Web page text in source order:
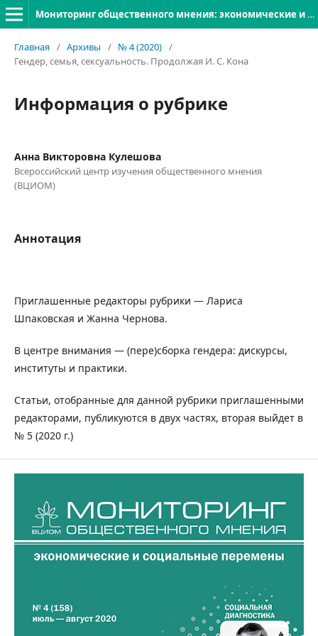
Мониторинг общественного мнения: экономические и социальные перемены
Главная / Архивы / № 4 (2020) /
Гендер, семья, сексуальность. Продолжая И. С. Кона
Информация о рубрике
Анна Викторовна Кулешова
Всероссийский центр изучения общественного мнения
(ВЦИОМ)
Аннотация
Приглашенные редакторы рубрики — Лариса
Шпаковская и Жанна Чернова.
В центре внимания — (пере)сборка гендера: дискурсы,
институты и практики.
Статьи, отобранные для данной рубрики приглашенными
редакторами, публикуются в двух частях, вторая выйдет в
№ 5 (2020 г.)